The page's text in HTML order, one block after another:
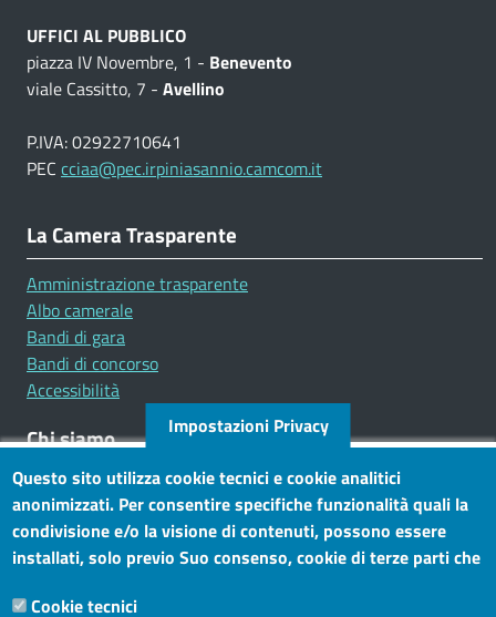
UFFICI AL PUBBLICO
piazza IV Novembre, 1 - Benevento
viale Cassitto, 7 - Avellino
P.IVA: 02922710641
PEC cciaa@pec.irpiniasannio.camcom.it
La Camera Trasparente
Amministrazione trasparente
Albo camerale
Bandi di gara
Bandi di concorso
Accessibilità
Chi siamo
Mission
Statuto e carta dei servizi
Social
Impostazioni Privacy
Questo sito utilizza cookie tecnici e cookie analitici
anonimizzati. Per consentire specifiche funzionalità quali la
condivisione e/o la visione di contenuti, possono essere
installati, solo previo Suo consenso, cookie di terze parti che
questo banner, può accettare tutti i cookies, selezionare le
Cookie tecnici